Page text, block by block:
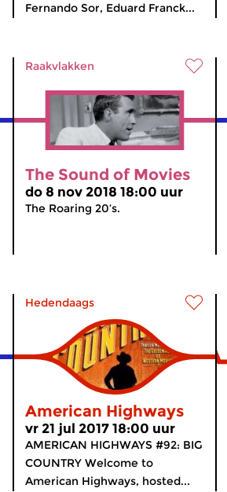
Fernando Sor, Eduard Franck...
Raakvlakken
The Sound of Movies
do 8 nov 2018 18:00 uur
The Roaring 20’s.
Hedendaags
American Highways
vr 21 jul 2017 18:00 uur
AMERICAN HIGHWAYS #92: BIG
COUNTRY Welcome to
American Highways, hosted...